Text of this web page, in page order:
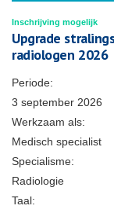
Inschrijving mogelijk
Upgrade
radiologen 2026
Periode:
3 september 2026
Werkzaam als:
Medisch specialist
Specialisme:
Radiologie
Taal: